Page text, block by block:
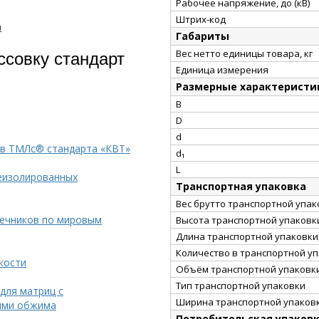
стандарт
ТМЛс® стандарта «КВТ»
по мировым
матриц с
обжима
Штрих-код
Габариты
Вес нетто единицы товара, кг
Единица измерения
Размерные
B
D
d
d₁
L
Транспортная упаковка
Вес брутто транспортной
Высота транспортной
Длина транспортной
Количество в транспортной
Объём транспортной
Тип транспортной упаковки
Ширина транспортной